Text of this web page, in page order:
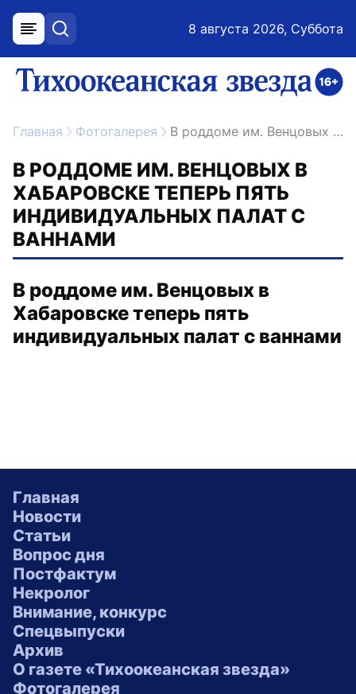
меню поиск 8 августа 2026, Суббота
ссылка на главную
Главная Фотогалерея В роддоме им. Венцовых в Хабаровске теперь пять индивидуальных палат с ваннами
В РОДДОМЕ ИМ. ВЕНЦОВЫХ В
ХАБАРОВСКЕ ТЕПЕРЬ ПЯТЬ
ИНДИВИДУАЛЬНЫХ ПАЛАТ С
ВАННАМИ
В роддоме им. Венцовых в
Хабаровске теперь пять
индивидуальных палат с ваннами
Главная
Новости
Статьи
Вопрос дня
Постфактум
Некролог
Внимание, конкурс
Спецвыпуски
Архив
О газете «Тихоокеанская звезда»
Фотогалерея